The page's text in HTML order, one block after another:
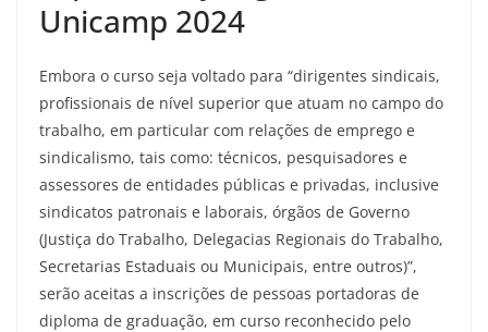
Unicamp 2024
Embora o curso seja voltado para “dirigentes sindicais,
profissionais de nível superior que atuam no campo do
trabalho, em particular com relações de emprego e
sindicalismo, tais como: técnicos, pesquisadores e
assessores de entidades públicas e privadas, inclusive
sindicatos patronais e laborais, órgãos de Governo
(Justiça do Trabalho, Delegacias Regionais do Trabalho,
Secretarias Estaduais ou Municipais, entre outros)”,
serão aceitas a inscrições de pessoas portadoras de
diploma de graduação, em curso reconhecido pelo